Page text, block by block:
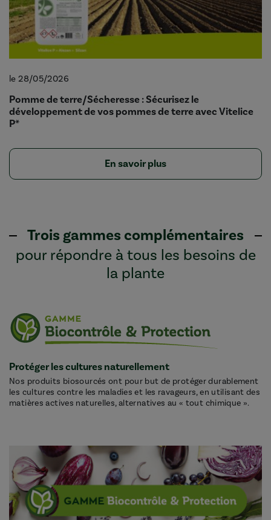
le 28/05/2026
Pomme de terre/Sécheresse : Sécurisez le
développement de vos pommes de terre avec Vitelice
P*
En savoir plus
Trois gammes complémentaires
pour répondre à tous les besoins de
la plante
Protéger les cultures naturellement
Nos produits biosourcés ont pour but de protéger durablement
les cultures contre les maladies et les ravageurs, en utilisant des
matières actives naturelles, alternatives au « tout chimique ».